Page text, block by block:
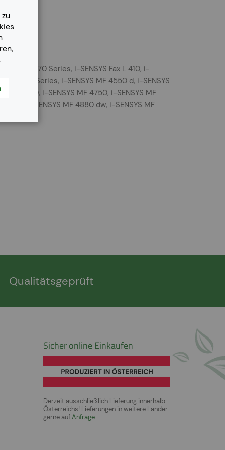
Fax L 170 Series, i-SENSYS Fax L 410, i-
4500 Series, i-SENSYS MF 4550 d, i-SENSYS
MF 4730, i-SENSYS MF 4750, i-SENSYS MF
dn, i-SENSYS MF 4880 dw, i-SENSYS MF
Qualitätsgeprüft
Sicher online Einkaufen
Derzeit ausschließlich Lieferung innerhalb
Österreichs! Lieferungen in weitere Länder
gerne aufAnfrage.